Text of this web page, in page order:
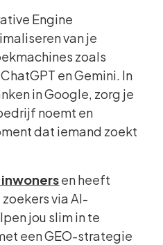
Engine
van je
zoals
en Gemini. In
in Google, zorg je
noemt en
dat iemand zoekt
en heeft
via AI-
jou slim in te
een GEO-strategie